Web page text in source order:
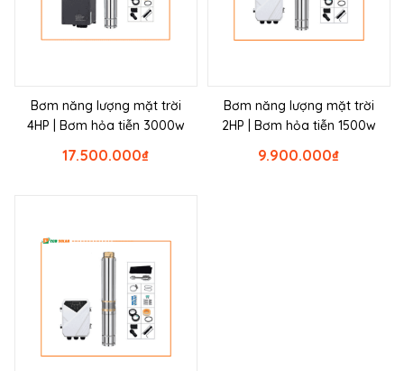
Bơm năng lượng mặt trời
4HP | Bơm hỏa tiễn 3000w
₫
17.500.000
Bơm năng lượng mặt trời
2HP | Bơm hỏa tiễn 1500w
₫
9.900.000